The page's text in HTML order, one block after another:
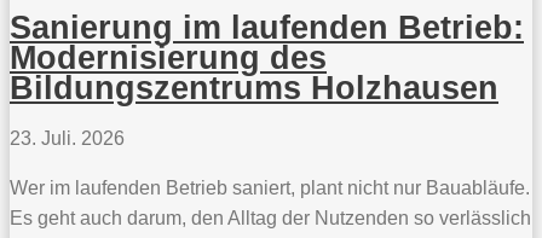
Sanierung im laufenden Betrieb:
Modernisierung des
Bildungszentrums Holzhausen
23. Juli. 2026
Wer im laufenden Betrieb saniert, plant nicht nur Bauabläufe.
Es geht auch darum, den Alltag der Nutzenden so verlässlich